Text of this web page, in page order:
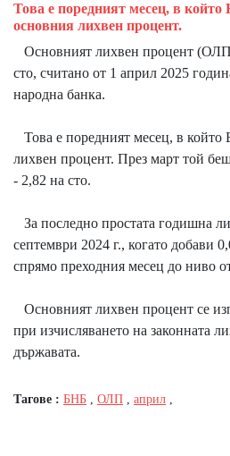
Това е поредният месец, в
основния лихвен процент.
Основният лихвен процент
сто, считано от 1 април 2025
народна банка.
Това е поредният месец, в
лихвен процент. През март той
- 2,82 на сто.
За последно простата годишна
септември 2024 г., когато добави
спрямо преходния месец до ниво
Основният лихвен процент се
при изчисляването на законната
държавата.
Тагове : БНБ , ОЛП , април ,